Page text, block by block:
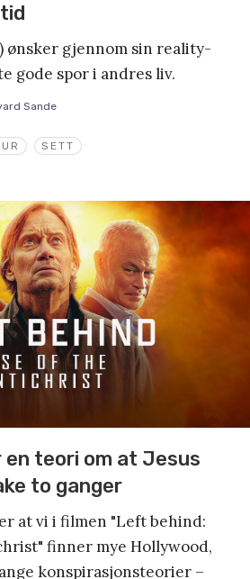
SETT
ønsker gjennom sin reality-
gode spor i andres liv.
Sande
en teori om at Jesus
to ganger
at vi i filmen "Left behind:
finner mye Hollywood,
konspirasjonsteorier –